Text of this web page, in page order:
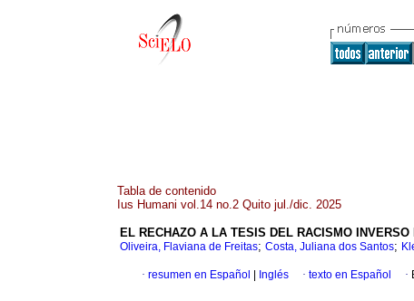
Tabla de contenido
Ius Humani vol.14 no.2 Quito jul./dic. 2025
EL RECHAZO A LA TESIS DEL RACISMO
Oliveira, Flaviana de Freitas; Costa, Juliana dos Santos;
· resumen en Español Inglés · texto en Español ·